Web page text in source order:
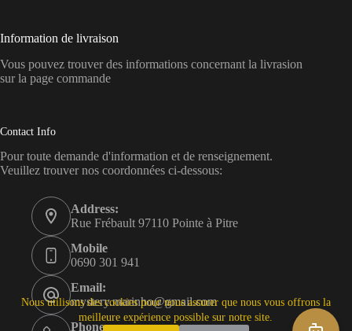
Nous utilisons des cookies pour nous assurer que nous vous offrons la
meilleure expérience possible sur notre site.
Information de livraison
Vous pouvez trouver des informations concernant la livrasion
sur la page commande
Contact Info
Pour toute demande d'information et de renseignement.
Veuillez trouver nos coordonnées ci-dessous:
Address:
Rue Frébault 97110 Pointe à Pitre
Mobile
0690 301 941
Email:
mystery.marinho@gmail.com
Phone: